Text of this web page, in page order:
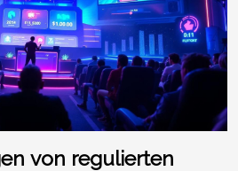
von regulierten